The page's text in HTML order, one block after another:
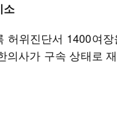
소
허위진단서 1400여
의사가 구속 상태로